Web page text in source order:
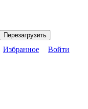
Перезагрузить
Избранное Войти